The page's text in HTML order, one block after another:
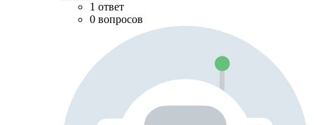
1 ответ
0 вопросов